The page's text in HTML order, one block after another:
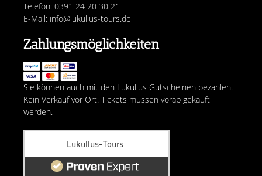
Telefon: 0391 24 20 30 21
E-Mail: info@lukullus-tours.de
Zahlungsmöglichkeiten
Sie können auch mit den Lukullus Gutscheinen bezahlen.
Kein Verkauf vor Ort. Tickets müssen vorab gekauft
werden.